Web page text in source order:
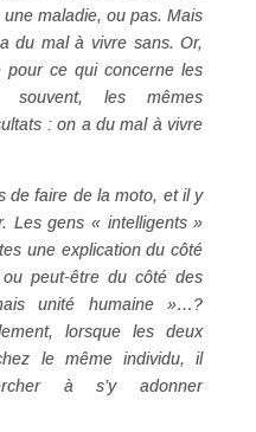
maladie, ou pas. Mais
du mal à vivre sans. Or,
pour ce qui concerne les
souvent, les mêmes
: on a du mal à vivre
de faire de la moto, et il y
Les gens « intelligents »
une explication du côté
peut-être du côté des
unité humaine »…?
lorsque les deux
le même individu, il
à s’y adonner